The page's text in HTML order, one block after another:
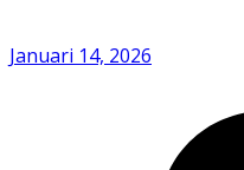
Januari 14, 2026